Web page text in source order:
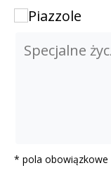
Piazzole
* pola obowiązkowe